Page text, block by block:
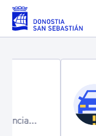
Saltar al contenido
de